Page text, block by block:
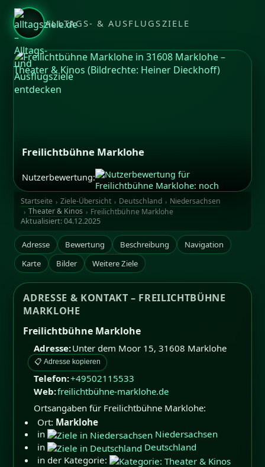
ALLTAGS- & AUSFLUGSZIELE
Bildrechte: Heiner Dieckhoff
Freilichtbühne Marklohe
Nutzerbewertung:
Startseite Ziele-Übersicht Deutschland
Niedersachsen
Theater & Kinos
Freilichtbühne Marklohe
Aktualisiert:04.12.2025
Adresse Bewertung Beschreibung
Navigation
Karte
Bilder Weitere Ziele
ADRESSE & KONTAKT – FREILICHTBÜHNE
MARKLOHE
Freilichtbühne Marklohe
Adresse:Unter dem Moor 15,31608 Marklohe
📋 Adresse kopieren
Telefon:+49502115533
Web:freilichtbühne-marklohe.de
Ortsangaben für Freilichtbühne Marklohe:
Ort: Marklohe
in
Niedersachsen
in
Deutschland
in der Kategorie: